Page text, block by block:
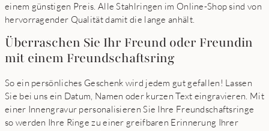
einem günstigen Preis. Alle Stahlringen im Online-Shop sind von
hervorragender Qualität damit die lange anhält.
Überraschen Sie Ihr Freund oder Freundin
mit einem Freundschaftsring
So ein persönliches Geschenk wird jedem gut gefallen! Lassen
Sie bei uns ein Datum, Namen oder kurzen Text eingravieren. Mit
einer Innengravur personalisieren Sie Ihre Freundschaftsringe
so werden Ihre Ringe zu einer greifbaren Erinnerung Ihrer